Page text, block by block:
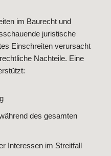
im Baurecht und
juristische
Einschreiten verursacht
Nachteile. Eine
des gesamten
Interessen im Streitfall